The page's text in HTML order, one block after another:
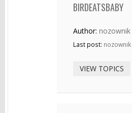
BIRDEATSBABY
Author: nozownik
Last post: nozownik
VIEW TOPICS